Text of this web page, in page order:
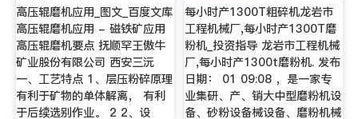
高压辊磨机应用_图文_百度文库
高压辊磨机应用 - 磁铁矿应用
高压辊磨机要点 抚顺罕王傲牛
矿业股份有限公司 西安三沅
一、工艺特点 1、层压粉碎原理
有利于矿物的单体解离， 有利
于后续选别作业。 2 2、设
每小时产1300T粗碎机龙岩市
工程机械厂,每小时产1300T磨
粉机_投资指导 龙岩市工程机械
厂,每小时产1300t磨粉机. 发布
日期： 01 09:08 ，是一家专
业集研、产、销大中型磨粉机设
备、砂粉设备械设备、磨粉机械